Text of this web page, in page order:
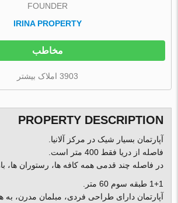
FOUNDER
IRINA PROPERTY
مخاطب
3903 املاک بیشتر
PROPERTY DESCRIPTION
آپارتمان بسیار شیک در مرکز آلانیا.
فاصله از دریا فقط 400 متر است.
در فاصله چند قدمی همه کافه ها، رستوران ها،
1+1 طبقه سوم 60 متر.
آپارتمان دارای طراحی فردی، مبلمان مدرن،